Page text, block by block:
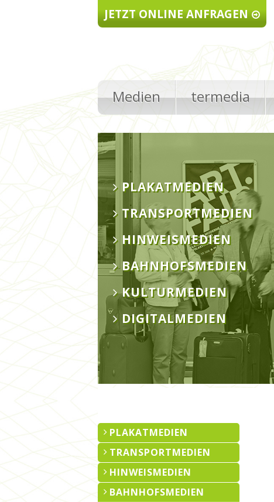
JETZT ONLINE ANFRAGEN
Medien termedia
PLAKATMEDIEN
TRANSPORTMEDIEN
HINWEISMEDIEN
BAHNHOFSMEDIEN
KULTURMEDIEN
DIGITALMEDIEN
PLAKATMEDIEN
TRANSPORTMEDIEN
HINWEISMEDIEN
BAHNHOFSMEDIEN